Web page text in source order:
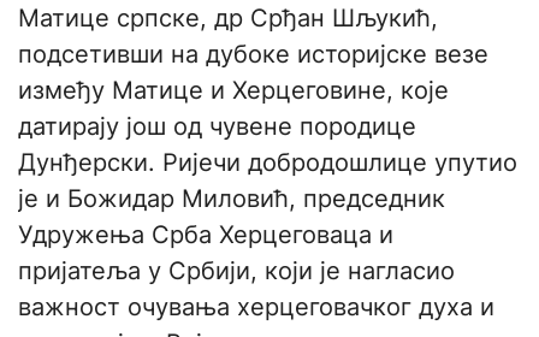
Матице српске, др Срђан Шљукић,
подсетивши на дубоке историјске везе
између Матице и Херцеговине, које
датирају још од чувене породице
Дунђерски. Ријечи добродошлице упутио
је и Божидар Миловић, председник
Удружења Срба Херцеговаца и
пријатеља у Србији, који је нагласио
важност очувања херцеговачког духа и